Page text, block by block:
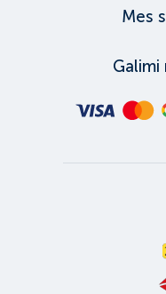
Mes
Galimi